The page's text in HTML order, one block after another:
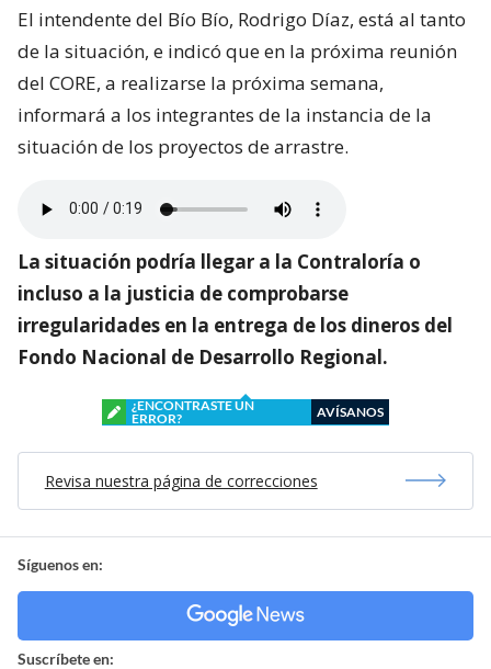
El intendente del Bío Bío, Rodrigo Díaz, está al tanto
de la situación, e indicó que en la próxima reunión
del CORE, a realizarse la próxima semana,
informará a los integrantes de la instancia de la
situación de los proyectos de arrastre.
La situación podría llegar a la Contraloría o
incluso a la justicia de comprobarse
irregularidades en la entrega de los dineros del
Fondo Nacional de Desarrollo Regional.
¿ENCONTRASTE UN
ERROR?
AVÍSANOS
Revisa nuestra página de correcciones
Síguenos en:
Suscríbete en: